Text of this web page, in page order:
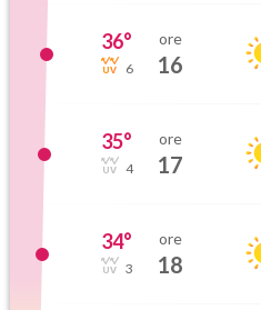
36°
6
ore
16
35°
4
ore
17
34°
3
ore
18